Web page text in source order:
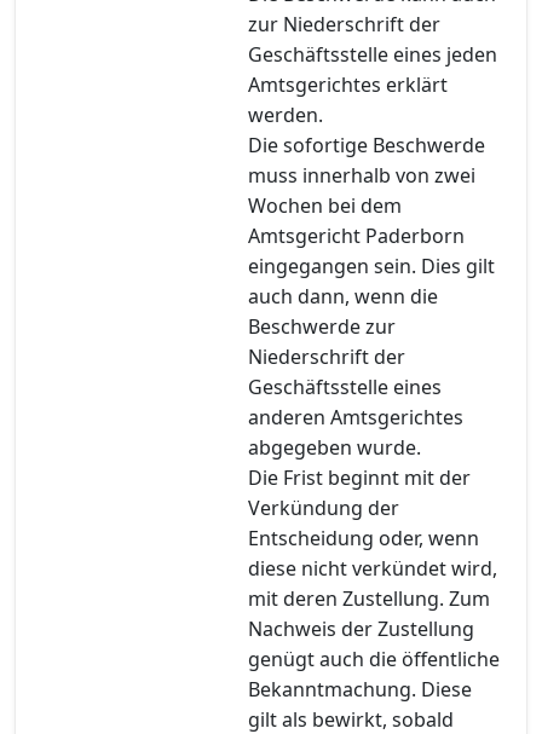
zur Niederschrift der
Geschäftsstelle eines jeden
Amtsgerichtes erklärt
werden.
Die sofortige Beschwerde
muss innerhalb von zwei
Wochen bei dem
Amtsgericht Paderborn
eingegangen sein. Dies gilt
auch dann, wenn die
Beschwerde zur
Niederschrift der
Geschäftsstelle eines
anderen Amtsgerichtes
abgegeben wurde.
Die Frist beginnt mit der
Verkündung der
Entscheidung oder, wenn
diese nicht verkündet wird,
mit deren Zustellung. Zum
Nachweis der Zustellung
genügt auch die öffentliche
Bekanntmachung. Diese
gilt als bewirkt, sobald